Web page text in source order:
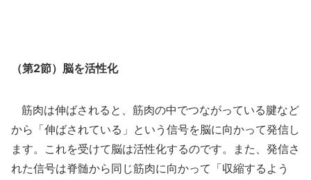
（第2節）脳を活性化
筋肉は伸ばされると、筋肉の中でつながっている腱など
から「伸ばされている」という信号を脳に向かって発信し
ます。これを受けて脳は活性化するのです。また、発信さ
れた信号は脊髄から同じ筋肉に向かって「収縮するよう